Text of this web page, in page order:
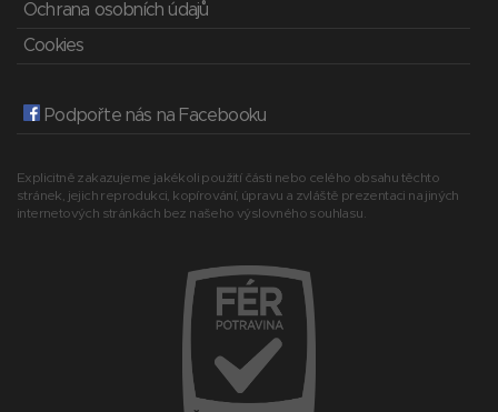
Ochrana osobních údajů
Cookies
Podpořte nás na Facebooku
Explicitně zakazujeme jakékoli použití části nebo celého obsahu těchto
stránek, jejich reprodukci, kopírování, úpravu a zvláště prezentaci na jiných
internetových stránkách bez našeho výslovného souhlasu.